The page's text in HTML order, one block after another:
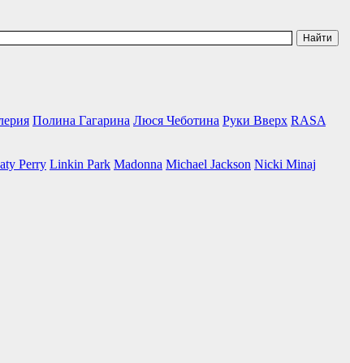
Полина Гагарина Люся Чеботина Руки Вверх RASA
Perry Linkin Park Madonna Michael Jackson Nicki Minaj